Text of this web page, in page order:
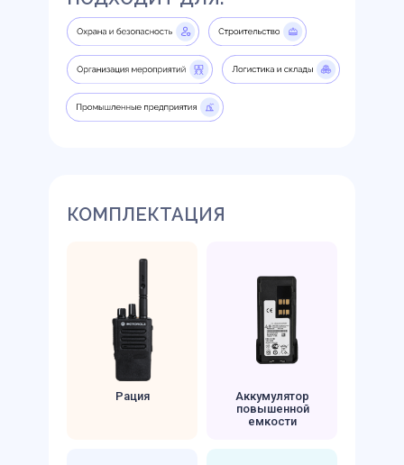
КОМПЛЕКТАЦИЯ
Рация
Аккумулятор
повышенной
емкости